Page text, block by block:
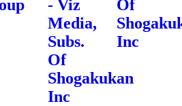
- Viz
Media,
Subs.
Of
Shogakukan
Inc
Of
Inc